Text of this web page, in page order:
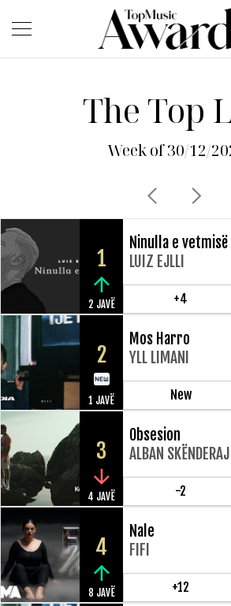
The Top
Week of 30/12/
1
2 JAVË
Ninulla e vetmisë
LUIZ EJLLI
+4
2
1 JAVË
Mos Harro
YLL LIMANI
New
3
4 JAVË
Obsesion
ALBAN SKËNDERAJ
-2
4
8 JAVË
Nale
FIFI
+12